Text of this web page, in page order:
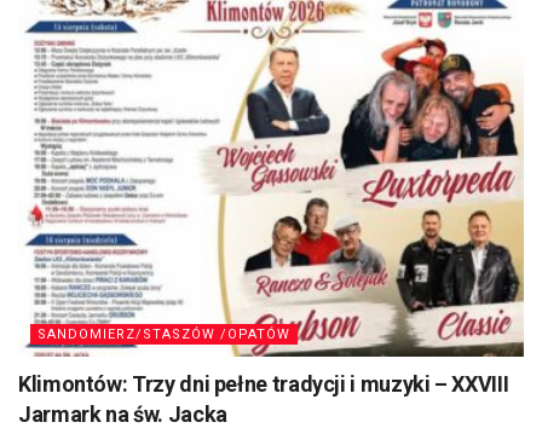
SANDOMIERZ/STASZÓW /OPATÓW
Klimontów: Trzy dni pełne tradycji i muzyki – XXVIII
Jarmark na św. Jacka